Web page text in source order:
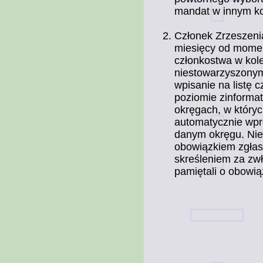
mandat w innym
Członek
miesięcy od
członkostwa w
wpisanie na listę
poziomie
okręgach, w
automatycznie
danym okręgu.
obowiązkiem
skreśleniem za
pamiętali o